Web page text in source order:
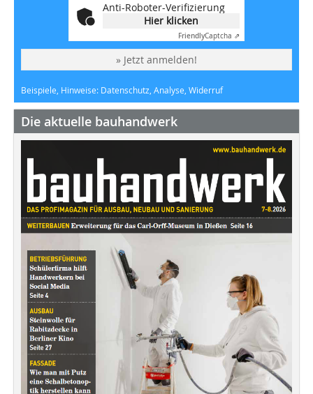
Anti-Roboter-Verifizierung
Hier klicken
FriendlyCaptcha ⇗
» Jetzt anmelden!
Beispiele, Hinweise: Datenschutz, Analyse, Widerruf
Die aktuelle bauhandwerk